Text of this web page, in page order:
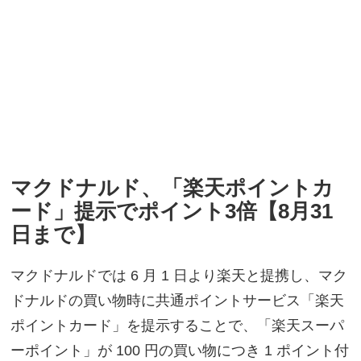
マクドナルド、「楽天ポイントカ
ード」提示でポイント3倍【8月31
日まで】
マクドナルドでは 6 月 1 日より楽天と提携し、マク
ドナルドの買い物時に共通ポイントサービス「楽天
ポイントカード」を提示することで、「楽天スーパ
ーポイント」が 100 円の買い物につき 1 ポイント付